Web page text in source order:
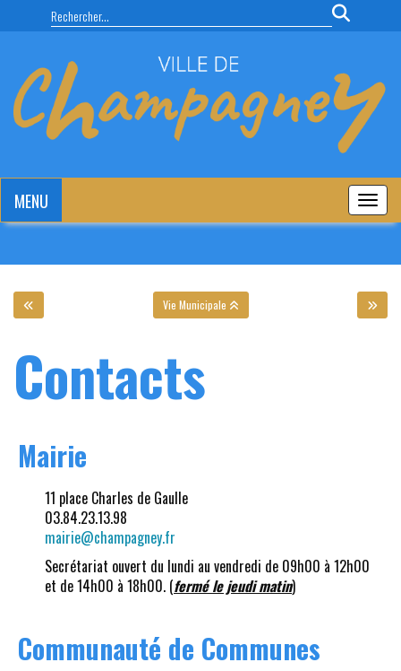
MENU
MENU
Vie Municipale
Contacts
Mairie
11 place Charles de Gaulle
03.84.23.13.98
mairie@champagney.fr
Secrétariat ouvert du lundi au vendredi de 09h00 à 12h00
et de 14h00 à 18h00. (fermé le jeudi matin)
Communauté de Communes
Panneau de gestion des cookies